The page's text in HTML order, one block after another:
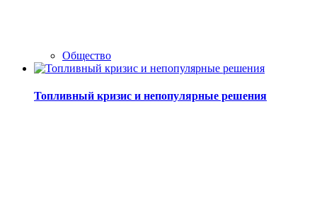
Общество
Топливный кризис и непопулярные решения